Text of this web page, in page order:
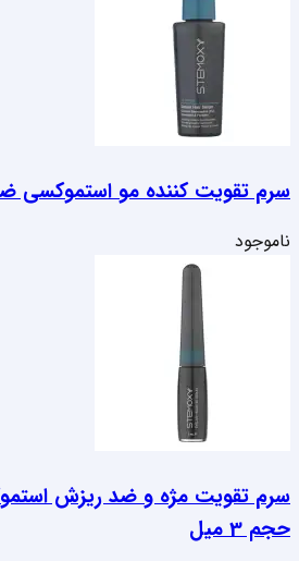
سرم تقویت کننده مو استموکسی ضد
ناموجود
حجم 3 میل